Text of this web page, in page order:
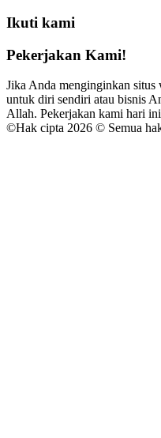
Ikuti kami
Pekerjakan Kami!
Jika Anda menginginkan
untuk diri sendiri atau bisnis
Allah. Pekerjakan kami hari
©Hak cipta 2026 © Semua